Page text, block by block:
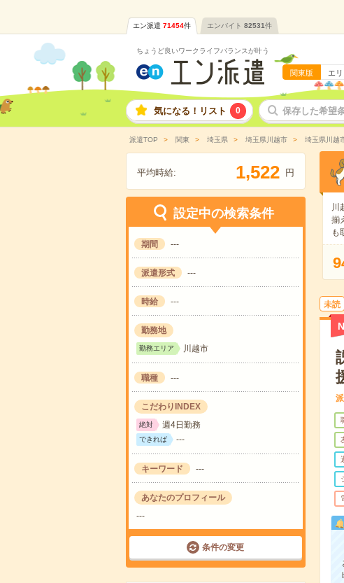
エン派遣 71454件 エンバイト 82531件
ちょうど良いワークライフバランスが叶う
関東版 エ
気になる！リスト 0 保存した希望
派遣TOP 関東 埼玉県 埼玉県川越市 埼玉県川越
平均時給: 1,522 円
設定中の検索条件
期間 ---
派遣形式 ---
時給 ---
勤務地
勤務エリア 川越市
職種 ---
こだわりINDEX
絶対 週4日勤務
できれば ---
キーワード ---
あなたのプロフィール
---
条件の変更
川
揃
も
未読